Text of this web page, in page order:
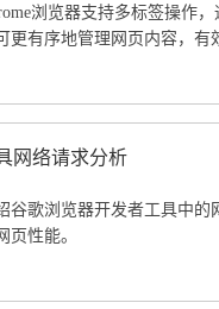
浏览器支持多标签操作
更有序地管理网页内容，有
网络请求分析
谷歌浏览器开发者工具中的
页性能。